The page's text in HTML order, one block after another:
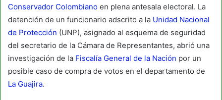
Conservador Colombiano en plena antesala electoral. La
detención de un funcionario adscrito a la Unidad Nacional
de Protección (UNP), asignado al esquema de seguridad
del secretario de la Cámara de Representantes, abrió una
investigación de la Fiscalía General de la Nación por un
posible caso de compra de votos en el departamento de
La Guajira.